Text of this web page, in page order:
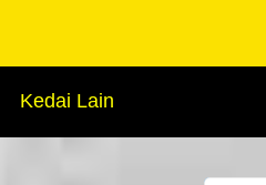
Kedai Lain